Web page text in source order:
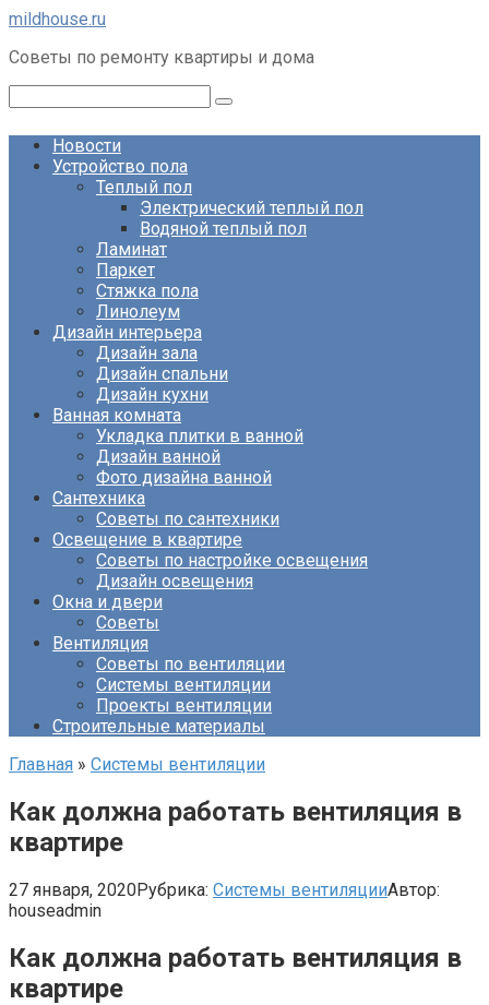
Перейти
контенту
mildhouse.ru
Советы по ремонту квартиры и дома
Новости
Устройство пола
Теплый пол
Электрический теплый пол
Водяной теплый пол
Ламинат
Паркет
Стяжка пола
Линолеум
Дизайн интерьера
Дизайн зала
Дизайн спальни
Дизайн кухни
Ванная комната
Укладка плитки в ванной
Дизайн ванной
Фото дизайна ванной
Сантехника
Советы по сантехники
Освещение в квартире
Советы по настройке освещения
Дизайн освещения
Окна и двери
Советы
Вентиляция
Советы по вентиляции
Системы вентиляции
Проекты вентиляции
Строительные материалы
Главная » Системы вентиляции
Как должна работать вентиляция в
квартире
27 января, 2020Рубрика: Системы вентиляцииАвтор:
houseadmin
Как должна работать вентиляция в
квартире